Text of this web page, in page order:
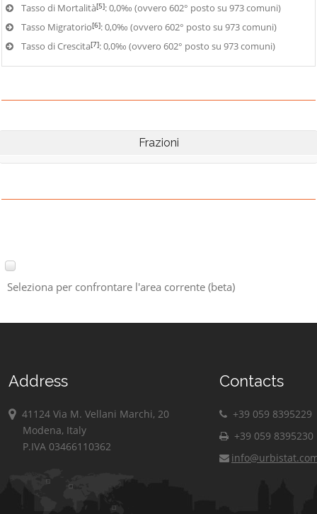
Tasso di Mortalità[5]: 0,0‰ (ovvero 602° posto su 973 comuni)
Tasso Migratorio[6]: 0,0‰ (ovvero 602° posto su 973 comuni)
Tasso di Crescita[7]: 0,0‰ (ovvero 602° posto su 973 comuni)
Frazioni
Seleziona per confrontare l'area corrente (beta)
Address
41124 Via M. Vellani Marchi, 20
Modena, Italy
P.IVA 03466110362
Contacts
+39 059 8395229
+39 059 8395230